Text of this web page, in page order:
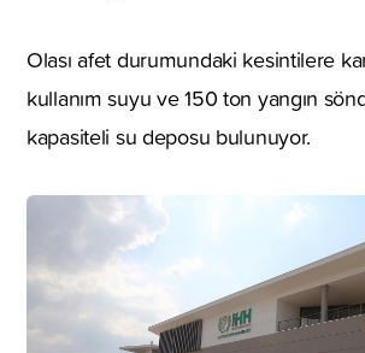
Olası afet durumundaki kesintilere
kullanım suyu ve 150 ton yangın
kapasiteli su deposu bulunuyor.